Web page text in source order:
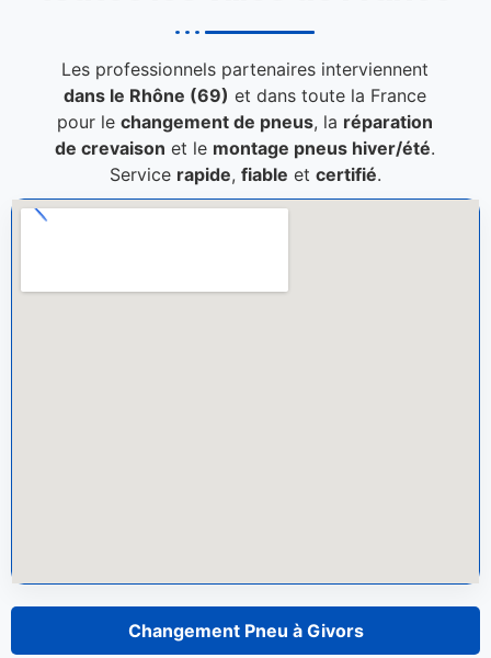
Les professionnels partenaires interviennent
dans le Rhône (69) et dans toute la France
pour lechangement de pneus, la réparation
de crevaison et le montage pneus hiver/été.
Service rapide, fiable et certifié.
Changement Pneu à Givors